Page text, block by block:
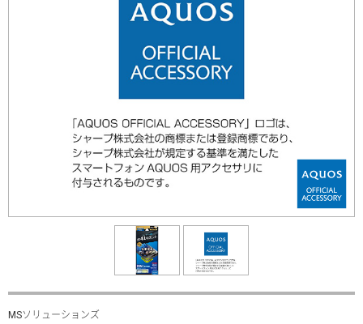
MSソリューションズ